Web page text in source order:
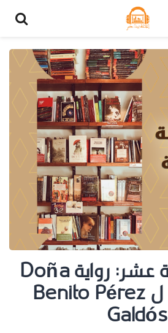
الحلقة الثالثة عشر: رواية Doña
Perfecta ل Benito Pérez
Galdós